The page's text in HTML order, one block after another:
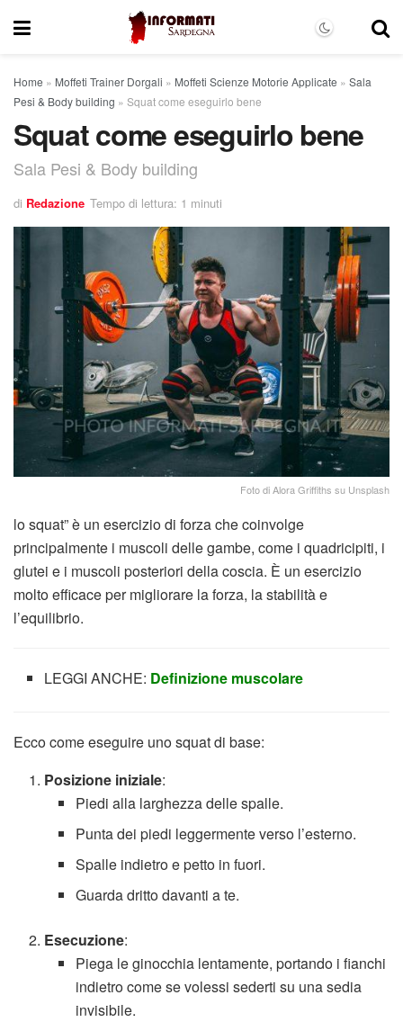
Home » Moffeti Trainer Dorgali » Moffeti Scienze Motorie Applicate » Sala
Pesi & Body building » Squat come eseguirlo bene
Squat come eseguirlo bene
Sala Pesi & Body building
di Redazione Tempo di lettura: 1 minuti
Foto di Alora Griffiths su Unsplash
lo squat” è un esercizio di forza che coinvolge
principalmente i muscoli delle gambe, come i quadricipiti, i
glutei e i muscoli posteriori della coscia. È un esercizio
molto efficace per migliorare la forza, la stabilità e
l’equilibrio.
LEGGI ANCHE: Definizione muscolare
Ecco come eseguire uno squat di base:
Posizione iniziale:
Piedi alla larghezza delle spalle.
Punta dei piedi leggermente verso l’esterno.
Spalle indietro e petto in fuori.
Guarda dritto davanti a te.
Esecuzione:
Piega le ginocchia lentamente, portando i fianchi
indietro come se volessi sederti su una sedia
invisibile.